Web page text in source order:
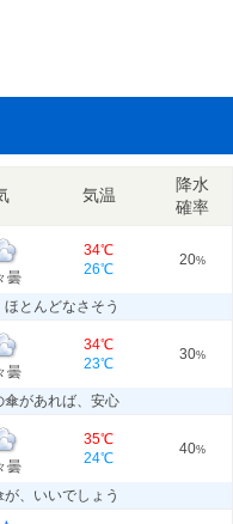
気温
降水
確率
曇
34℃
26℃
20%
とんどなさそう
曇
34℃
23℃
30%
傘があれば、安心
曇
35℃
24℃
40%
、いいでしょう